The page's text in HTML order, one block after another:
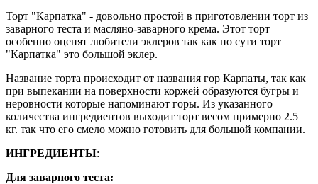
Торт "Карпатка" - довольно простой в приготовлении торт из
заварного теста и масляно-заварного крема. Этот торт
особенно оценят любители эклеров так как по сути торт
"Карпатка" это большой эклер.
Название торта происходит от названия гор Карпаты, так как
при выпекании на поверхности коржей образуются бугры и
неровности которые напоминают горы. Из указанного
количества ингредиентов выходит торт весом примерно 2.5
кг. так что его смело можно готовить для большой компании.
ИНГРЕДИЕНТЫ:
Для заварного теста: